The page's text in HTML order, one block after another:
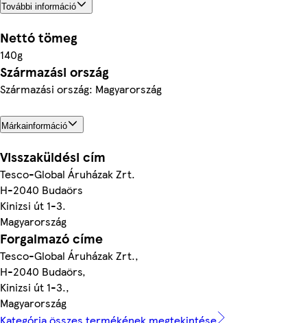
További információ
Nettó tömeg
140g
Származási ország
Származási ország: Magyarország
Márkainformáció
Visszaküldési cím
Tesco-Global Áruházak Zrt.
H-2040 Budaörs
Kinizsi út 1-3.
Magyarország
Forgalmazó címe
Tesco-Global Áruházak Zrt.,
H-2040 Budaörs,
Kinizsi út 1-3.,
Magyarország